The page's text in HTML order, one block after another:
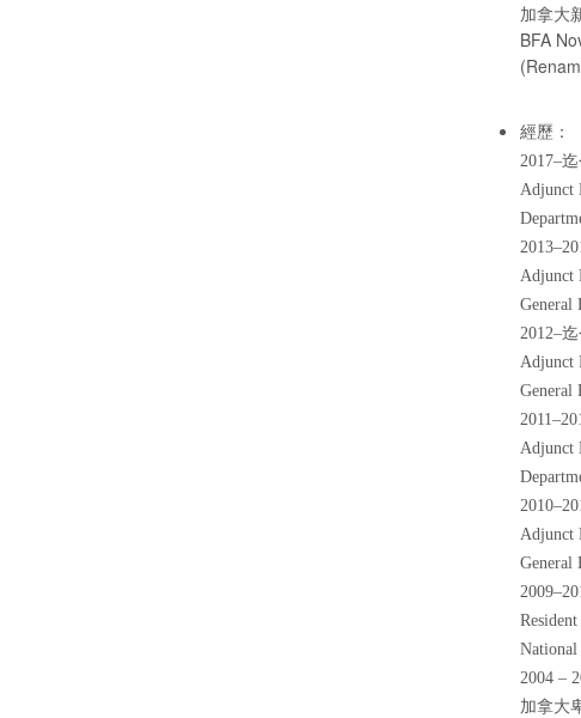
加拿大
BFA
經歷：
2017–
Adjunct
Adjunct
General
2012–
Adjunct
General
Adjunct
Adjunct
General
National
2004 –
加拿大